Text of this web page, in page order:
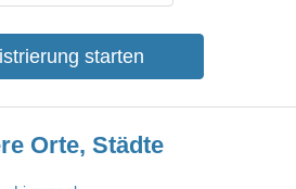
starten
Orte, Städte